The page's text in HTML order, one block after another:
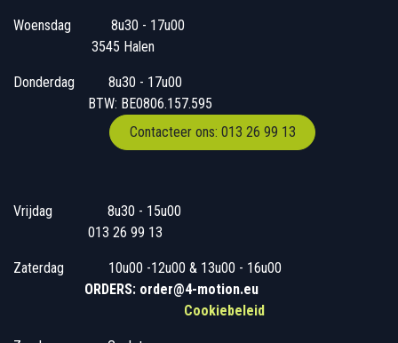
Woensdag
​​​ 8u30 - 17u00
3545 Halen
Donderdag
​​8u30 - 17u00
BTW: BE0806.157.595
Contacteer ons: 013 26 99 13
Vrijdag
​8u30 - 15u00
013 26 99 13
Zaterdag
​10u00 -12u00 & 13u00 - 16u00
ORDERS: order@4-motion.eu
Cookiebeleid